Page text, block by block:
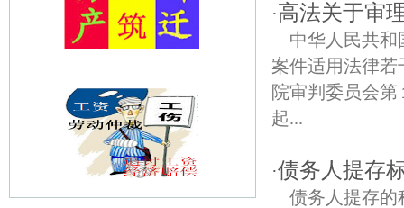
·高法关于审
中华人民共
案件适用法律
院审判委员会
起...
·债务人提存
债务人提存